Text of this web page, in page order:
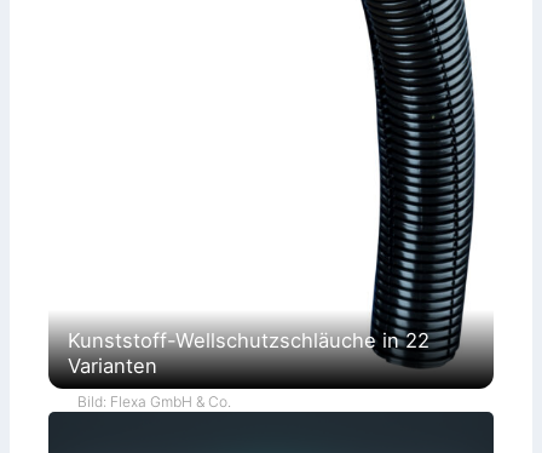
Kunststoff-Wellschutzschläuche in 22
Varianten
Bild: Flexa GmbH & Co.